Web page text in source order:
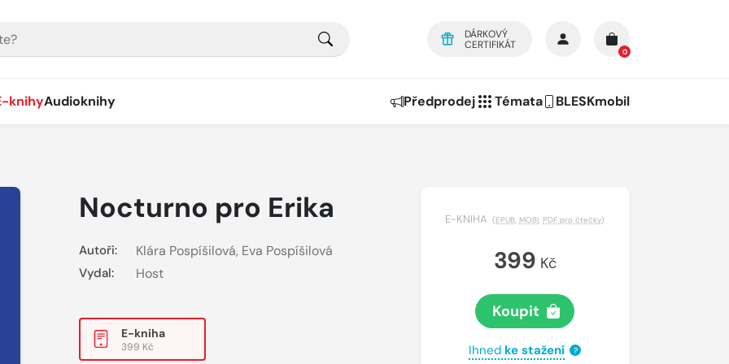
DÁRKOVÝ
CERTIFIKÁT
0
knihyAudioknihy Předprodej Témata BLESKmobil
Nocturno pro Erika
Autoři: Klára Pospíšilová, Eva Pospíšilová
Vydal: Host
E-kniha
399 Kč
E-KNIHA (EPUB, MOBI, PDF pro čtečky)
399 Kč
Koupit
Ihned ke stažení ?